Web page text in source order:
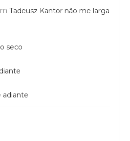
Tadeusz Kantor não me larga
seco
adiante